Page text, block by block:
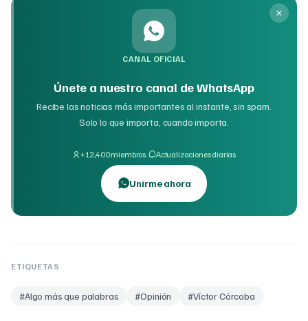
CANAL OFICIAL
Únete a nuestro canal de WhatsApp
Recibe las noticias más importantes al instante, sin spam.
Solo lo que importa, cuando importa.
+12,400 miembros· Actualizaciones diarias
Unirme ahora
ETIQUETAS
#Algo más que palabras #Opinión #Víctor Córcoba